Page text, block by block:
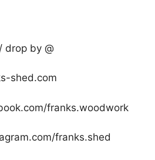
drop by @
shed.com
franks.woodwork
franks.shed